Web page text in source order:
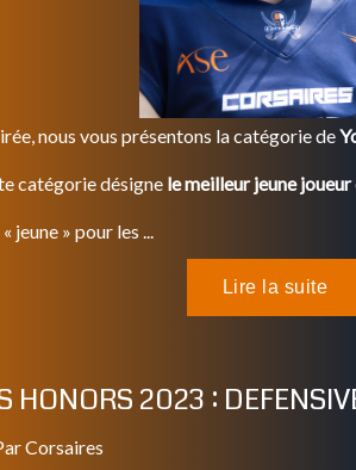
nous vous présentons la catégorie de
catégorie désigne le meilleur jeune
jeune » pour les ...
HONORS 2023 :
Corsaires